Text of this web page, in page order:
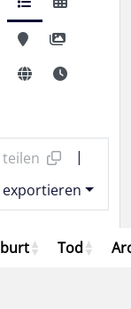
teilen
|
exportieren
Tod